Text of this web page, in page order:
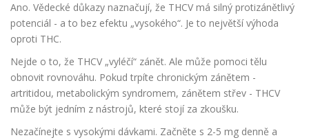
Ano. Vědecké důkazy naznačují, že THCV má silný protizánětlivý
potenciál - a to bez efektu „vysokého“. Je to největší výhoda
oproti THC.
Nejde o to, že THCV „vyléčí“ zánět. Ale může pomoci tělu
obnovit rovnováhu. Pokud trpíte chronickým zánětem -
artritidou, metabolickým syndromem, zánětem střev - THCV
může být jedním z nástrojů, které stojí za zkoušku.
Nezačínejte s vysokými dávkami. Začněte s 2-5 mg denně a